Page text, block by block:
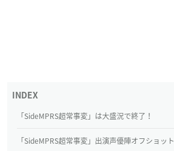
「SideMPRS超常事変」は大盛況で終了！
「SideMPRS超常事変」出演声優陣オフショット